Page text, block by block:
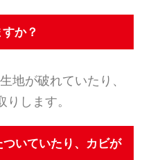
か？
地が破れていたり、
します。
いていたり、カビが